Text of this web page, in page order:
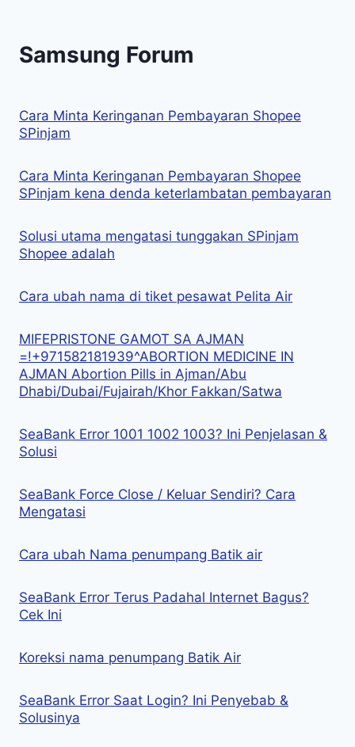
Samsung Forum
Cara Minta Keringanan Pembayaran Shopee
SPinjam
Cara Minta Keringanan Pembayaran Shopee
SPinjam kena denda keterlambatan pembayaran
Solusi utama mengatasi tunggakan SPinjam
Shopee adalah
Cara ubah nama di tiket pesawat Pelita Air
MIFEPRISTONE GAMOT SA AJMAN
=!+971582181939^ABORTION MEDICINE IN
AJMAN Abortion Pills in Ajman/Abu
Dhabi/Dubai/Fujairah/Khor Fakkan/Satwa
SeaBank Error 1001 1002 1003? Ini Penjelasan &
Solusi
SeaBank Force Close / Keluar Sendiri? Cara
Mengatasi
Cara ubah Nama penumpang Batik air
SeaBank Error Terus Padahal Internet Bagus?
Cek Ini
Koreksi nama penumpang Batik Air
SeaBank Error Saat Login? Ini Penyebab &
Solusinya